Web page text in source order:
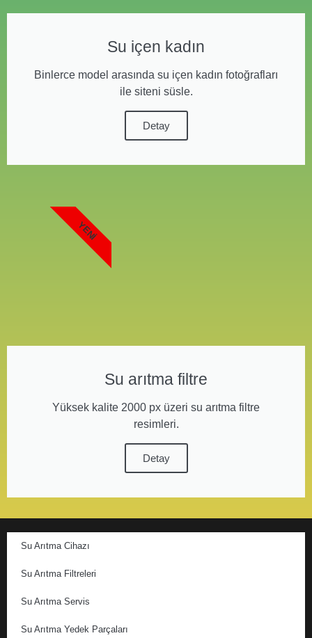
Su içen kadın
Binlerce model arasında su içen kadın fotoğrafları
ile siteni süsle.
Detay
Su arıtma filtre
Yüksek kalite 2000 px üzeri su arıtma filtre
resimleri.
Detay
YENI
Su Arıtma Cihazı
Su Arıtma Filtreleri
Su Arıtma Servis
Su Arıtma Yedek Parçaları